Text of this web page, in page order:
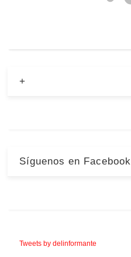
+
Síguenos en Facebook
Tweets by delinformante